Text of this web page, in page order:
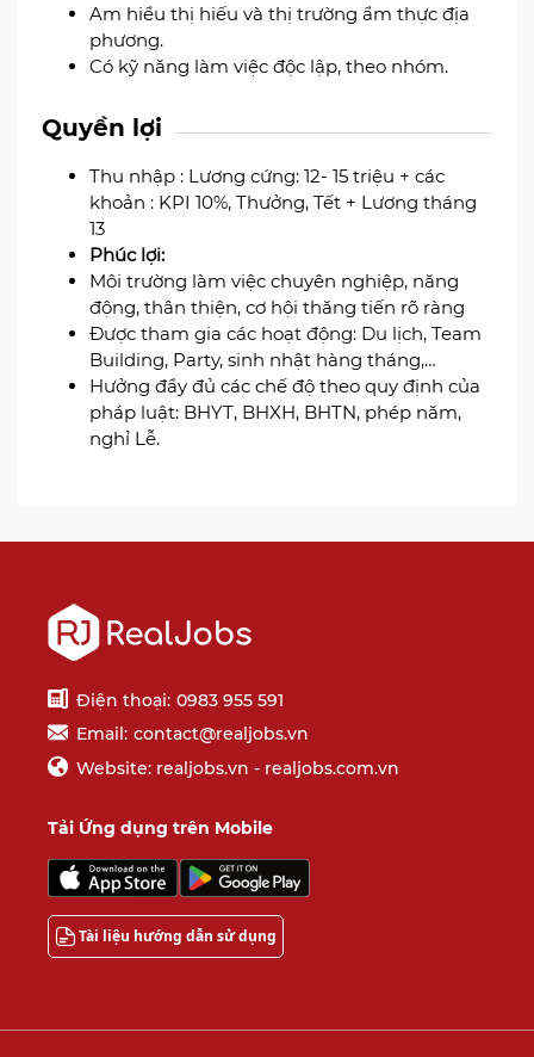
Am hiểu thị hiếu và thị trường ẩm thực địa
phương.
Có kỹ năng làm việc độc lập, theo nhóm.
Quyền lợi
Thu nhập : Lương cứng: 12- 15 triệu + các
khoản : KPI 10%, Thưởng, Tết + Lương tháng
13
Phúc lợi:
Môi trường làm việc chuyên nghiệp, năng
động, thân thiện, cơ hội thăng tiến rõ ràng
Được tham gia các hoạt động: Du lịch, Team
Building, Party, sinh nhật hàng tháng,…
Hưởng đầy đủ các chế độ theo quy định của
pháp luật: BHYT, BHXH, BHTN, phép năm,
nghỉ Lễ.
Điện thoại: 0983 955 591
Email: contact@realjobs.vn
Website: realjobs.vn - realjobs.com.vn
Tải Ứng dụng trên Mobile
Tài liệu hướng dẫn sử dụng